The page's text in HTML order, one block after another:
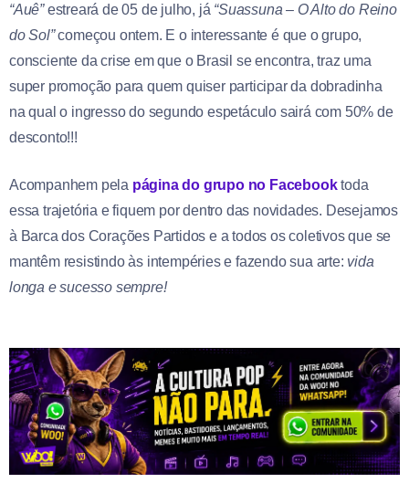
“Auê”estreará de 05 de julho, já “Suassuna – O Alto do Reino
do Sol”começou ontem. E o interessante é que o grupo,
consciente da crise em que o Brasil se encontra, traz uma
super promoção para quem quiser participar da dobradinha
na qual o ingresso do segundo espetáculo sairá com 50% de
desconto!!!
Acompanhem pela página do grupo no Facebooktoda
essa trajetória e fiquem por dentro das novidades. Desejamos
à Barca dos Corações Partidos e a todos os coletivos que se
mantêm resistindo às intempéries e fazendo sua arte: vida
longa e sucesso sempre!